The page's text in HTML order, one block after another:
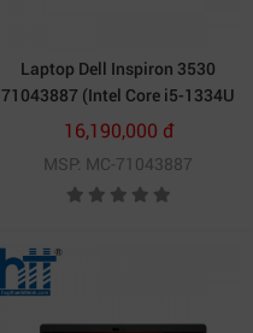
Laptop Dell Inspiron 3530
71043887 (Intel Core i5-1334U
| 8GB | 512GB | Intel UHD | 15.6
inch FHD | Win 11 | Office |
Đen)
16,190,000 đ
MSP: MC-71043887